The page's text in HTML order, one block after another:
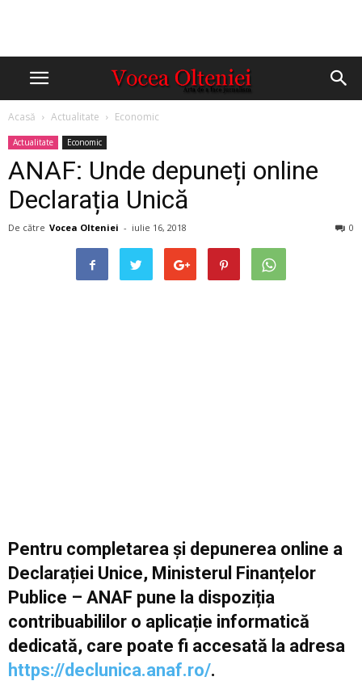
Acasă Actualitate Economic
Actualitate Economic
ANAF: Unde depuneți online
Declarația Unică
De către Vocea Olteniei - iulie 16, 2018 0
Pentru completarea și depunerea online a
Declarației Unice, Ministerul Finanțelor
Publice – ANAF pune la dispoziția
contribuabililor o aplicație informatică
dedicată, care poate fi accesată la adresa
https://declunica.anaf.ro/.